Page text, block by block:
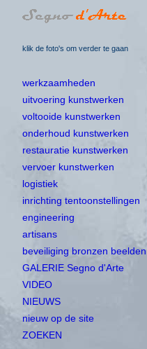
klik de foto's om verder te gaan
werkzaamheden
uitvoering kunstwerken
voltooide kunstwerken
onderhoud kunstwerken
restauratie kunstwerken
vervoer kunstwerken
logistiek
inrichting tentoonstellingen
engineering
artisans
beveiliging bronzen beelden
GALERIE Segno d'Arte
VIDEO
NIEUWS
nieuw op de site
ZOEKEN